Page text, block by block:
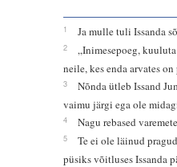
1 Ja mulle tuli Issanda
2
„Inimesepoeg,
neile, kes enda arvates
3
Nõnda ütleb Issand
vaimu järgi ega ole
4 Nagu rebased
5
Te ei ole läinud
püsiks võitluses Issanda